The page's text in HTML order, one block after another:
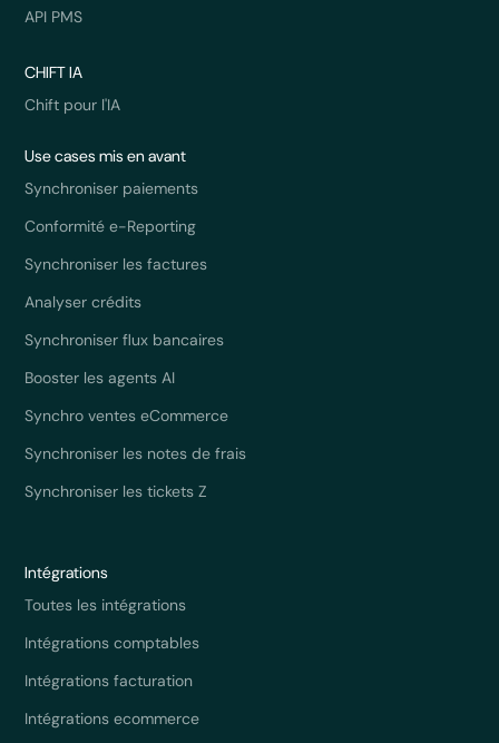
API PMS
CHIFT IA
Chift pour l'IA
Use cases mis en avant
Synchroniser paiements
Conformité e-Reporting
Synchroniser les factures
Analyser crédits
Synchroniser flux bancaires
Booster les agents AI
Synchro ventes eCommerce
Synchroniser les notes de frais
Synchroniser les tickets Z
Intégrations
Toutes les intégrations
Intégrations comptables
Intégrations facturation
Intégrations ecommerce